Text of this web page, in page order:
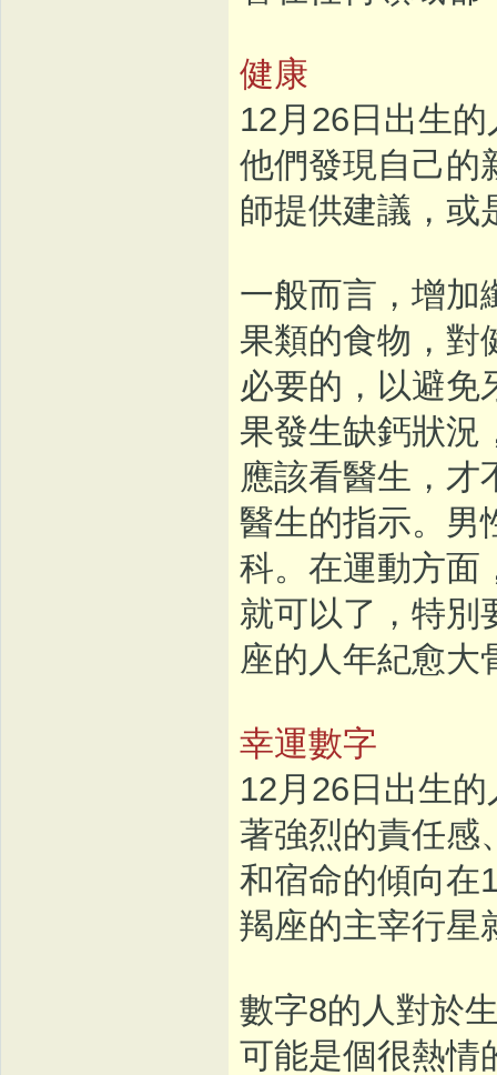
健康
12月26日出生
他們發現自己的
師提供建議，或
一般而言，增加
果類的食物，對
必要的，以避免
果發生缺鈣狀況
應該看醫生，才
醫生的指示。男
科。在運動方面
就可以了，特別
座的人年紀愈大
幸運數字
12月26日出生
著強烈的責任感
和宿命的傾向在
羯座的主宰行星
數字8的人對於
可能是個很熱情